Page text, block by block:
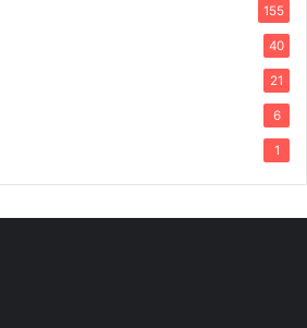
155
40
21
6
1